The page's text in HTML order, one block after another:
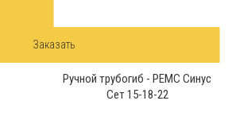
Заказать
Ручной трубогиб - РЕМС Синус
Сет 15-18-22